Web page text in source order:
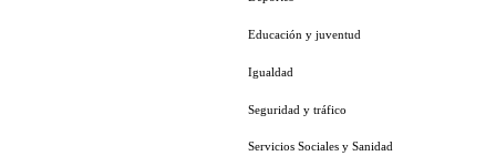
Educación y juventud
Igualdad
Seguridad y tráfico
Servicios Sociales y Sanidad